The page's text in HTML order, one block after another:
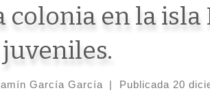
colonia en la isla
juveniles.
García García | Publicada 20